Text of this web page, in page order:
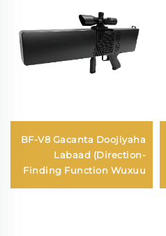
BF-V8 Gacanta Doojiyaha
Labaad (Direction-
Finding Function Wuxuu